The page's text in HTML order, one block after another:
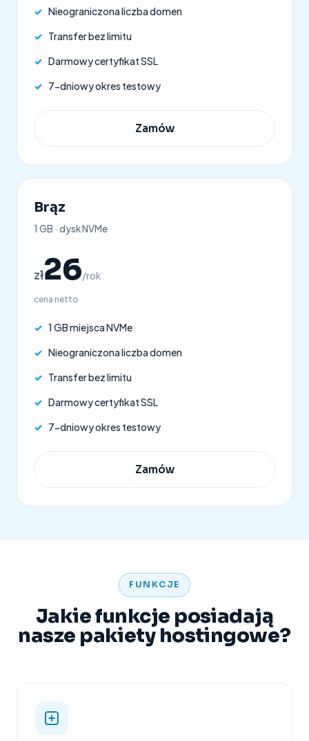
✓ Nieograniczona liczba domen
✓ Transfer bez limitu
✓ Darmowy certyfikat SSL
✓ 7-dniowy okres testowy
Zamów
Brąz
1 GB · dysk NVMe
zł26/rok
cena netto
✓ 1 GB miejsca NVMe
✓ Nieograniczona liczba domen
✓ Transfer bez limitu
✓ Darmowy certyfikat SSL
✓ 7-dniowy okres testowy
Zamów
FUNKCJE
Jakie funkcje posiadają
nasze pakiety hostingowe?